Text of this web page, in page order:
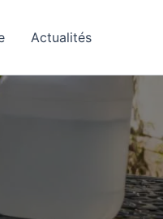
Actualités